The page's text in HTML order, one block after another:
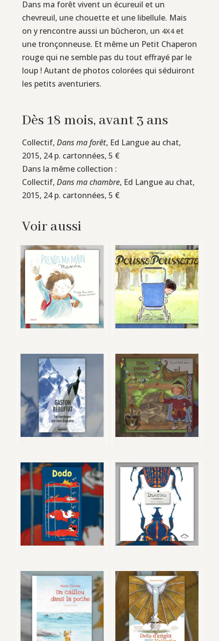
Dans ma forêt vivent un écureuil et un
chevreuil, une chouette et une libellule. Mais
on y rencontre aussi un bûcheron, un 4X4et
une tronçonneuse. Et même un Petit Chaperon
rouge qui ne semble pas du tout effrayé par le
loup ! Autant de photos colorées qui séduiront
les petits aventuriers.
Dès 18 mois, avant 3 ans
Collectif, Dans ma forêt, Ed Langue au chat,
2015, 24 p. cartonnées, 5 €
Dans la même collection :
Collectif, Dans ma chambre, Ed Langue au chat,
2015, 24 p. cartonnées, 5 €
Voir aussi